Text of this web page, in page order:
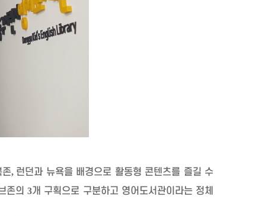
존, 런던과 뉴욕을 배경으로 활동형 콘텐츠를 즐길 수
존의3개 구획으로 구분하고 영어도서관이라는 정체